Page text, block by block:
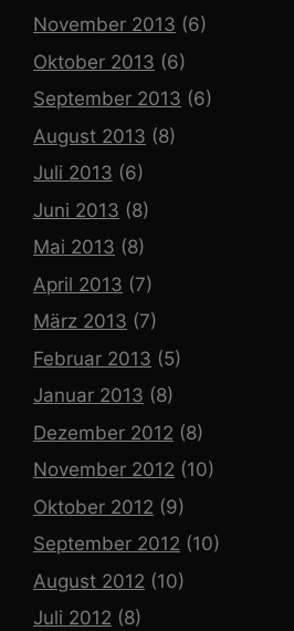
November 2013 (6)
Oktober 2013 (6)
September 2013 (6)
August 2013 (8)
Juli 2013 (6)
Juni 2013 (8)
Mai 2013 (8)
April 2013 (7)
März 2013 (7)
Februar 2013 (5)
Januar 2013 (8)
Dezember 2012 (8)
November 2012 (10)
Oktober 2012 (9)
September 2012 (10)
August 2012 (10)
Juli 2012 (8)